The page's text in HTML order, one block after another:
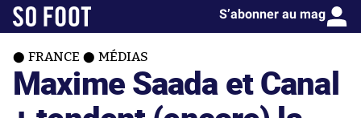
S’abonner au mag
FRANCE MÉDIAS
Maxime Saada et Canal